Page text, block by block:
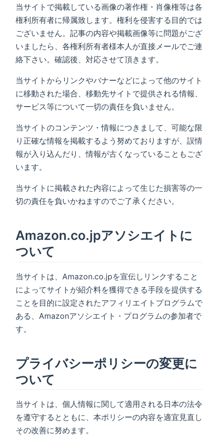
当サイトで掲載している画像の著作権・肖像権等は各
権利所有者に帰属致します。権利を侵害する目的では
ございません。記事の内容や掲載画像等に問題がござ
いましたら、各権利所有者様本人が直接メールでご連
絡下さい。確認後、対応させて頂きます。
当サイトからリンクやバナーなどによって他のサイト
に移動された場合、移動先サイトで提供される情報、
サービス等について一切の責任を負いません。
当サイトのコンテンツ・情報につきまして、可能な限
り正確な情報を掲載するよう努めておりますが、誤情
報が入り込んだり、情報が古くなっていることもござ
います。
当サイトに掲載された内容によって生じた損害等の一
切の責任を負いかねますのでご了承ください。
Amazon.co.jpアソシエイトに
ついて
当サイトは、Amazon.co.jpを宣伝しリンクすること
によってサイトが紹介料を獲得できる手段を提供する
ことを目的に設定されたアフィリエイトプログラムで
ある、Amazonアソシエイト・プログラムの参加者で
す。
プライバシーポリシーの変更に
ついて
当サイトは、個人情報に関して適用される日本の法令
を遵守するとともに、本ポリシーの内容を適宜見直し
その改善に努めます。